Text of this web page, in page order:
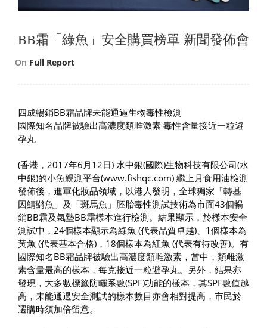
BB霜「綠魚」安全購買榜單 新聞發佈會
On Full Report
四成暢銷BB霜品牌未能通過生物毒性檢測
國際知名品牌被驗出高濃度類雌激素 毒性含量接近一粒避
孕丸
(香港，2017年6月12日) 水中銀(國際)生物科技有限公司(水
中銀)的小魚親測平台(www.fishqc.com) 繼上月食用油檢測
發佈後，進軍化妝品領域，以港人發明，全球獨家「轉基
因鯖鱂魚」及「斑馬魚」胚胎毒性測試技術為市面43個暢
銷BB霜及氣墊BB霜樣本進行檢測。結果顯示，於樣本安全
測試中，24個樣本顯示為綠魚 (代表品質卓越)、1個樣本為
黃魚 (代表基本合格)，18個樣本為紅魚 (代表有待改善)。有
國際知名BB霜品牌被驗出高濃度類雌激素，當中，類雌激
素含量最高的樣本，每克接近一粒避孕丸。另外，結果亦
發現，大多數標籤防曬系數(SPF)功能的樣本，其SPF數值越
高，未能通過安全測試的樣本數目亦會相對提高，市民於
選購時須加倍留意。